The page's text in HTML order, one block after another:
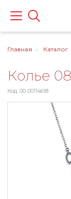
Главная Каталог
Колье
Код: 00-00114618